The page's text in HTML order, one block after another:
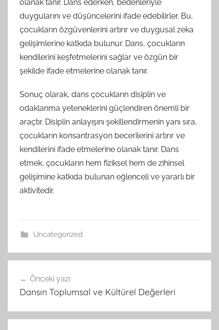
olanak tanır. Dans ederken, bedenleriyle
duygularını ve düşüncelerini ifade edebilirler. Bu,
çocukların özgüvenlerini artırır ve duygusal zeka
gelişimlerine katkıda bulunur. Dans, çocukların
kendilerini keşfetmelerini sağlar ve özgün bir
şekilde ifade etmelerine olanak tanır.
Sonuç olarak, dans çocukların disiplin ve
odaklanma yeteneklerini güçlendiren önemli bir
araçtır. Disiplin anlayışını şekillendirmenin yanı sıra,
çocukların konsantrasyon becerilerini artırır ve
kendilerini ifade etmelerine olanak tanır. Dans
etmek, çocukların hem fiziksel hem de zihinsel
gelişimine katkıda bulunan eğlenceli ve yararlı bir
aktivitedir.
Uncategorized
gezinmesi
Önceki yazı
Dansın Toplumsal ve Kültürel Değerleri